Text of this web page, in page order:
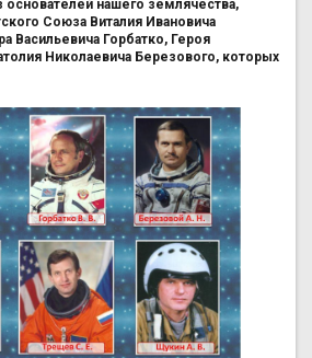
основателей нашего землячества,
Союза Виталия Ивановича
Васильевича Горбатко, Героя
Николаевича Березового, которых